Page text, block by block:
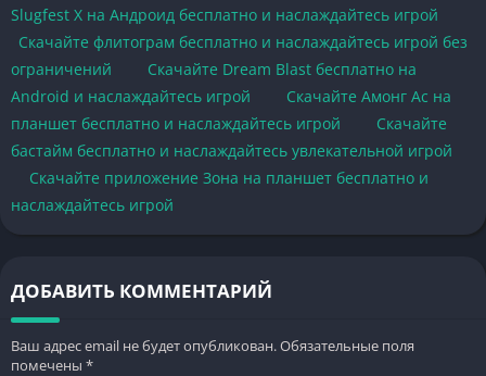
Slugfest X на Андроид бесплатно и наслаждайтесь игрой
Скачайте флитограм бесплатно и наслаждайтесь игрой без
ограничений
Скачайте Dream Blast бесплатно на
Android и наслаждайтесь игрой
Скачайте Амонг Ас на
планшет бесплатно и наслаждайтесь игрой
Скачайте
бастайм бесплатно и наслаждайтесь увлекательной игрой
Скачайте приложение Зона на планшет бесплатно и
наслаждайтесь игрой
ДОБАВИТЬ КОММЕНТАРИЙ
Ваш адрес email не будет опубликован.Обязательные поля
помечены *